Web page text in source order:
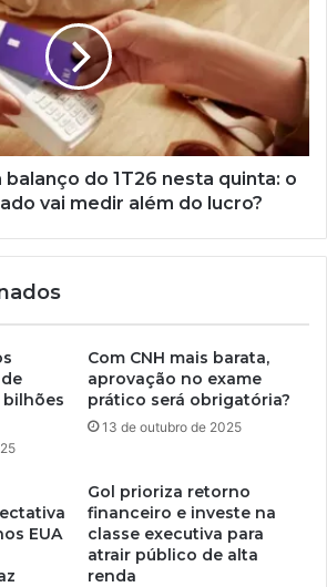
balanço do 1T26 nesta quinta: o
vai medir além do lucro?
bilhões
Com CNH mais barata,
aprovação no exame
prático será obrigatória?
13 de outubro de 2025
EUA
Gol prioriza retorno
financeiro e investe na
classe executiva para
atrair público de alta
renda